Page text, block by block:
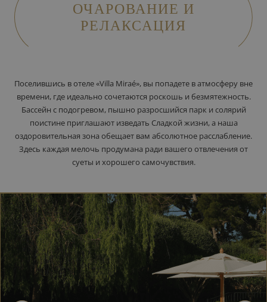
ОЧАРОВАНИЕ И
РЕЛАКСАЦИЯ
Поселившись в отеле «Villa Miraé», вы попадете в атмосферу вне
времени, где идеально сочетаются роскошь и безмятежность.
Бассейн с подогревом, пышно разросшийся парк и солярий
поистине приглашают изведать Сладкой жизни, а наша
оздоровительная зона обещает вам абсолютное расслабление.
Здесь каждая мелочь продумана ради вашего отвлечения от
суеты и хорошего самочувствия.